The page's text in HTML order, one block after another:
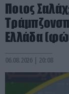
Ποιος
Ελλάδα
06.08.2026 | 20:08